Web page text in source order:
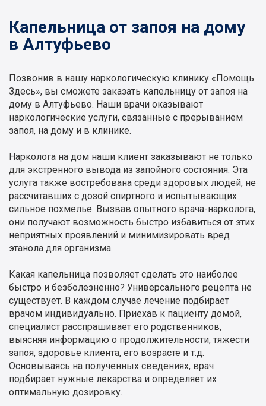
Капельница от запоя на дому
в Алтуфьево
Позвонив в нашу наркологическую клинику «Помощь
Здесь», вы сможете заказать капельницу от запоя на
дому в Алтуфьево. Наши врачи оказывают
наркологические услуги, связанные с прерыванием
запоя, на дому и в клинике.
Нарколога на дом наши клиент заказывают не только
для экстренного вывода из запойного состояния. Эта
услуга также востребована среди здоровых людей, не
рассчитавших с дозой спиртного и испытывающих
сильное похмелье. Вызвав опытного врача-нарколога,
они получают возможность быстро избавиться от этих
неприятных проявлений и минимизировать вред
этанола для организма.
Какая капельница позволяет сделать это наиболее
быстро и безболезненно? Универсального рецепта не
существует. В каждом случае лечение подбирает
врачом индивидуально. Приехав к пациенту домой,
специалист расспрашивает его родственников,
выясняя информацию о продолжительности, тяжести
запоя, здоровье клиента, его возрасте и т.д.
Основываясь на полученных сведениях, врач
подбирает нужные лекарства и определяет их
оптимальную дозировку.